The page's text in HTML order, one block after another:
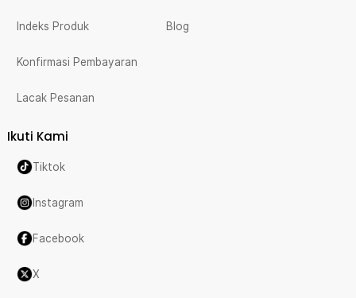
Indeks Produk
Konfirmasi Pembayaran
Lacak Pesanan
Blog
Ikuti Kami
Tiktok
Instagram
Facebook
X